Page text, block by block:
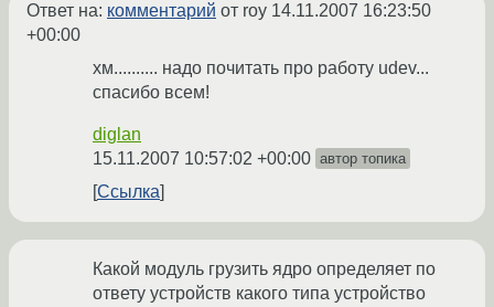
Ответ на: комментарий от roy 14.11.2007 16:23:50
+00:00
хм.......... надо почитать про работу udev...
спасибо всем!
diglan
15.11.2007 10:57:02 +00:00 автор топика
Ссылка
Какой модуль грузить ядро определяет по
ответу устройств какого типа устройство